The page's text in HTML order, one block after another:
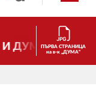
се променя
ПЪРВА СТРАНИЦА
на в-к „ДУМА“